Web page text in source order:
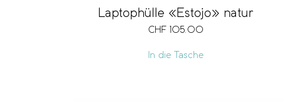
Laptophülle «Estojo» natur
CHF 105.00
In die Tasche